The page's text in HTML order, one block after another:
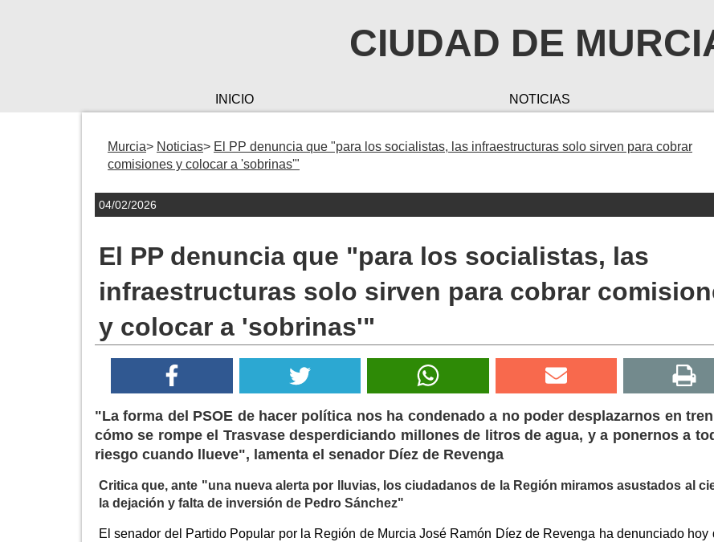
CIUDAD DE
INICIO NOTICIAS
Murcia Noticias
El PP denuncia que "para los socialistas, las infraestructuras solo sirven para cobrar
comisiones y colocar a 'sobrinas'"
04/02/2026
El PP denuncia que "para los socialistas, las
infraestructuras solo sirven para cobrar
y colocar a 'sobrinas'"
"La forma del PSOE de hacer política nos ha condenado a no poder desplazarnos en
cómo se rompe el Trasvase desperdiciando millones de litros de agua, y a ponernos a
riesgo cuando llueve", lamenta el senador Díez de Revenga
Critica que, ante "una nueva alerta por lluvias, los ciudadanos de la Región miramos asustados al
la dejación y falta de inversión de Pedro Sánchez"
El senador del Partido Popular por la Región de Murcia José Ramón Díez de Revenga ha denunciado hoy